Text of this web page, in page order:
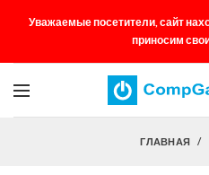
Уважаемые посетители, сайт
приносим
ГЛАВНАЯ